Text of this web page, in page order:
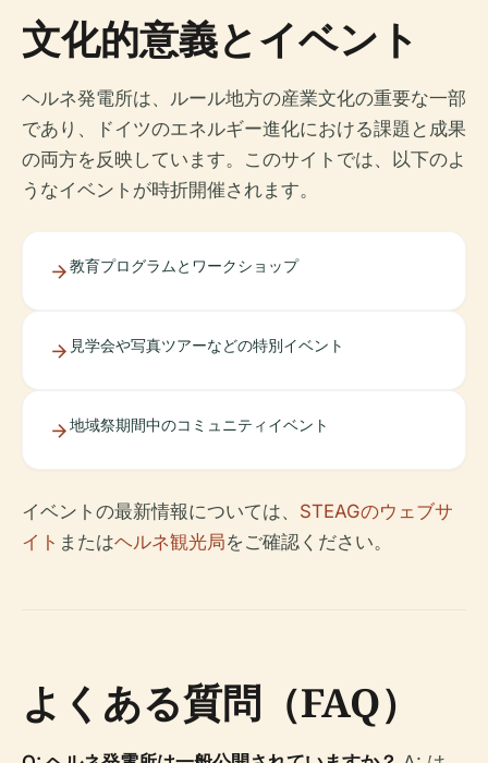
文化的意義とイベント
ヘルネ発電所は、ルール地方の産業文化の重要な一部
であり、ドイツのエネルギー進化における課題と成果
の両方を反映しています。このサイトでは、以下のよ
うなイベントが時折開催されます。
教育プログラムとワークショップ
見学会や写真ツアーなどの特別イベント
地域祭期間中のコミュニティイベント
イベントの最新情報については、 STEAGのウェブサ
イト またはヘルネ観光局をご確認ください。
よくある質問（FAQ）